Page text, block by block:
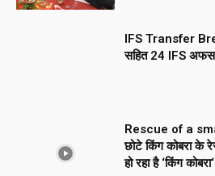
IFS Transfer
सहित 24 IFS
Rescue of a
छोटे किंग कोबरा के
हो रहा है ‘किंग